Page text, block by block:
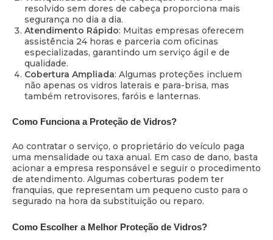
resolvido sem dores de cabeça proporciona mais
segurança no dia a dia.
Atendimento Rápido: Muitas empresas oferecem
assistência 24 horas e parceria com oficinas
especializadas, garantindo um serviço ágil e de
qualidade.
Cobertura Ampliada: Algumas proteções incluem
não apenas os vidros laterais e para-brisa, mas
também retrovisores, faróis e lanternas.
Como Funciona a Proteção de Vidros?
Ao contratar o serviço, o proprietário do veículo paga
uma mensalidade ou taxa anual. Em caso de dano, basta
acionar a empresa responsável e seguir o procedimento
de atendimento. Algumas coberturas podem ter
franquias, que representam um pequeno custo para o
segurado na hora da substituição ou reparo.
Como Escolher a Melhor Proteção de Vidros?